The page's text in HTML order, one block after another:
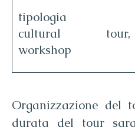
tipologia
cultural tour,
workshop
Organizzazione del
durata del tour